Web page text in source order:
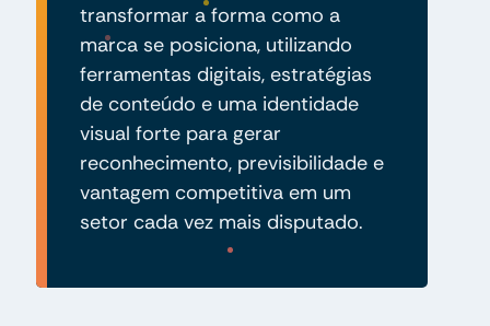
transformar a forma como a
marca se posiciona, utilizando
ferramentas digitais, estratégias
de conteúdo e uma identidade
visual forte para gerar
reconhecimento, previsibilidade e
vantagem competitiva em um
setor cada vez mais disputado.